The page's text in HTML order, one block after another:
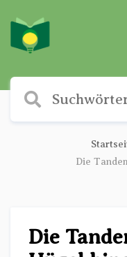
Die
Die